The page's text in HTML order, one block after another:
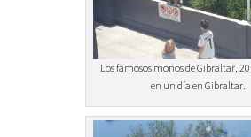
Los famosos monos de Gibraltar,
en un día en Gibraltar.